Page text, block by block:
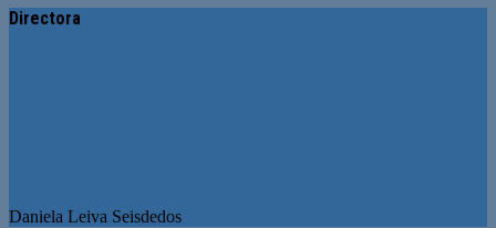
Directora
Daniela Leiva Seisdedos